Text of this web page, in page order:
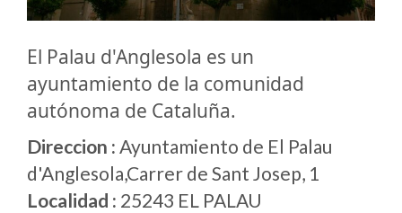
El Palau d'Anglesola es un
ayuntamiento de la comunidad
autónoma de Cataluña.
Direccion : Ayuntamiento de El Palau
d'Anglesola,Carrer de Sant Josep, 1
Localidad : 25243 EL PALAU